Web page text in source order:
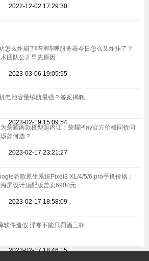
2022-12-02 17:29:30
怎么炸崩了哔哩哔哩服务器今日怎么又炸挂了？
团队公开早先原因
2023-03-06 19:05:55
电池容量续航最强？答案揭晓
2023-02-19 15:09:54
荣耀两款机型起内讧：荣耀Play官方价格同价同
如何选？
2023-02-17 23:21:27
谷歌原生系统Pixel3 XL/4/5/6 pro手机价格：
屏设计顶配版曾卖6900元
2023-02-17 18:58:09
软件造假 浮夸不能只罚酒三杯
2023-02-17 18:46:15